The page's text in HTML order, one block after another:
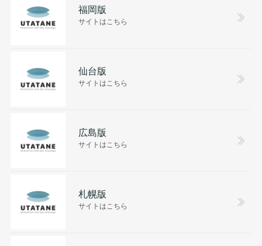
福岡版
サイトはこちら
仙台版
サイトはこちら
広島版
サイトはこちら
札幌版
サイトはこちら